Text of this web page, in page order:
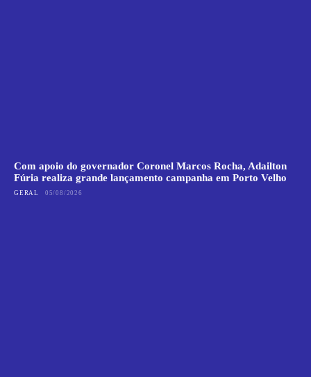
Com apoio do governador Coronel Marcos Rocha, Adailton
Fúria realiza grande lançamento campanha em Porto Velho
GERAL 05/08/2026